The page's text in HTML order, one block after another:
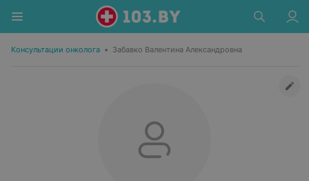
Консультации онколога • Забавко Валентина Александровна